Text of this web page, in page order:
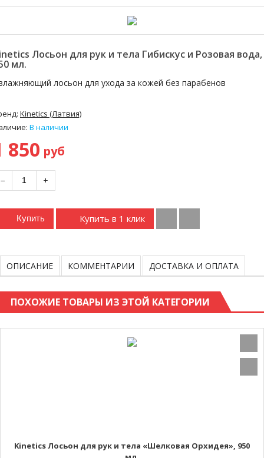
Лосьон для рук и тела Гибискус и Розовая вода,
мл.
лосьон для ухода за кожей без парабенов
Kinetics (Латвия)
В наличии
850 руб
− +
Купить Купить в 1 клик
ОПИСАНИЕ КОММЕНТАРИИ ДОСТАВКА И ОПЛАТА
ПОХОЖИЕ ТОВАРЫ ИЗ ЭТОЙ КАТЕГОРИИ
Kinetics Лосьон для рук и тела «Шелковая Орхидея», 950